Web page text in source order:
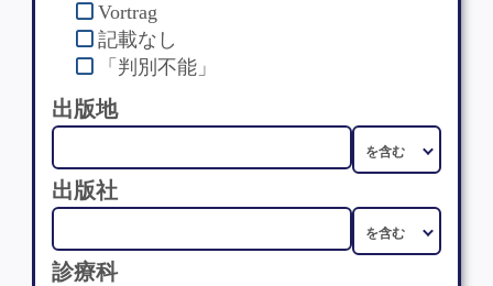
Vortrag
記載なし
「判別不能」
出版地
出版社
診療科